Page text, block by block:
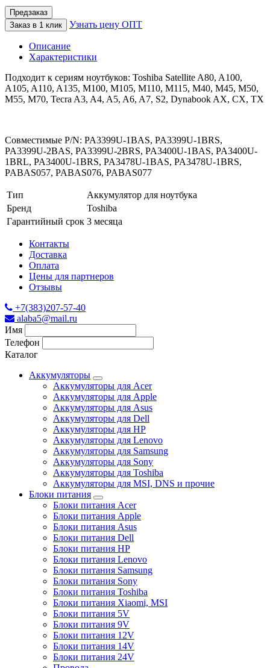
Предзаказ
Заказ в 1 клик
Узнать цену ОПТ
Описание
Характеристики
Подходит к сериям ноутбуков: Toshiba Satellite A80, A100,
A105, A110, A135, M100, M105, M110, M115, M40, M45, M50,
M55, M70, Tecra A3, A4, A5, A6, A7, S2, Dynabook AX, CX, TX
Совместимые P/N: PA3399U-1BAS, PA3399U-1BRS,
PA3399U-2BAS, PA3399U-2BRS, PA3400U-1BAS, PA3400U-
1BRL, PA3400U-1BRS, PA3478U-1BAS, PA3478U-1BRS,
PABAS057, PABAS076, PABAS077
Тип
Аккумулятор для ноутбука
Бренд
Toshiba
Гарантийный срок 3 месяца
Контакты
Доставка
Оплата
Цены для партнеров
Отзывы
+7(383)207-57-40
alaba5@mail.ru
Имя
Телефон
Каталог
Аккумуляторы
Аккумуляторы для Acer
Аккумуляторы для Apple
Аккумуляторы для Asus
Аккумуляторы для Dell
Аккумуляторы для HP
Аккумуляторы для Lenovo
Аккумуляторы для Samsung
Аккумуляторы для Sony
Аккумуляторы для Toshiba
Аккумуляторы для MSI, DNS и прочие
Блоки питания
Блоки питания Acer
Блоки питания Apple
Блоки питания Asus
Блоки питания Dell
Блоки питания HP
Блоки питания Lenovo
Блоки питания Samsung
Блоки питания Sony
Блоки питания Toshiba
Блоки питания Xiaomi, MSI
Блоки питания 5V
Блоки питания 9V
Блоки питания 12V
Блоки питания 14V
Блоки питания 24V